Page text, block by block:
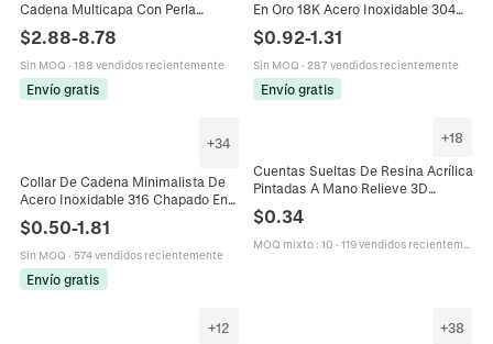
Cadena Multicapa Con Perla
Artificial Cerámica Pescado
Corazón Chile Joyería Boho Chic
Para Mujer
$2.88-8.78
Sin MOQ · 188 vendidos recientemente
Envío gratis
En Oro 18K Acero Inoxidable 304
Colgante Símbolo Horóscopo
Cadena De Clavícula Joyería Mujer
$0.92-1.31
Sin MOQ · 287 vendidos recientemente
Envío gratis
+34
Collar De Cadena Minimalista De
Acero Inoxidable 316 Chapado En
Oro De 18K Unisex Versátil
Accesorio De Joyería DIY
$0.50-1.81
Sin MOQ · 574 vendidos recientemente
Envío gratis
+18
Cuentas Sueltas De Resina Acrílica
Pintadas A Mano Relieve 3D
Agujero Grande Para Hacer Joyas
De Cadena De Teléfono Lindo
$0.34
MOQ mixto: 10 · 119 vendidos recientemente
+12 +38